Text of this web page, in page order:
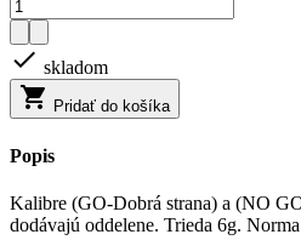
 skladom
 Pridať do košíka
Popis
Kalibre (GO-Dobrá strana) a (NO
dodávajú oddelene. Trieda 6g.